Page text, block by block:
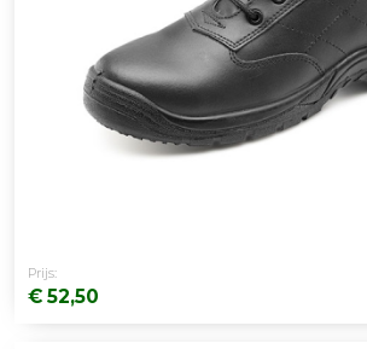
Prijs:
€ 52,50